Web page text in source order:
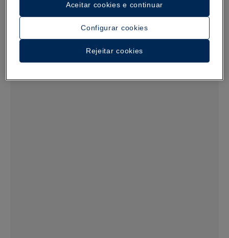
Configurar cookies
Rejeitar cookies
Aceitar cookies e continuar